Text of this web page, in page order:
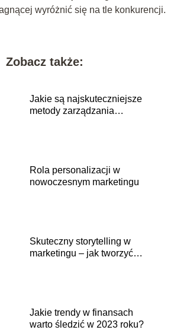
wyróżnić się na tle konkurencji.
Zobacz także:
Jakie są najskuteczniejsze
metody zarządzania
Rola personalizacji w
nowoczesnym marketingu
Skuteczny storytelling w
marketingu – jak tworzyć
Jakie trendy w finansach
warto śledzić w 2023 roku?